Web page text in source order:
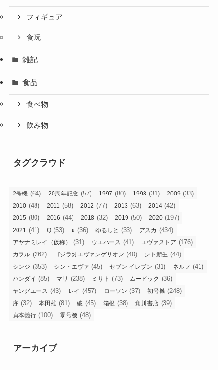
フィギュア
食玩
雑記
食品
食べ物
飲み物
タグクラウド
2号機 (64) 20周年記念 (57) 1997 (80) 1998 (31) 2009 (33)
2010 (48) 2011 (58) 2012 (77) 2013 (63) 2014 (42)
2015 (80) 2016 (44) 2018 (32) 2019 (50) 2020 (197)
2021 (41) Q (53) u (36) ゆるしと (33) アスカ (434)
アヤナミレイ（仮称） (31) ウエハース (41) エヴァストア (176)
カヲル (262) ゴジラ対エヴァンゲリオン (40) シト新生 (44)
シンジ (353) シン・エヴァ (45) セブン-イレブン (31) ネルフ (41)
バンダイ (85) マリ (238) ミサト (73) ムービック (36)
ヤングエース (43) レイ (457) ローソン (37) 初号機 (248)
序 (32) 本田雄 (81) 破 (45) 箱根 (38) 角川書店 (39)
貞本義行 (100) 零号機 (48)
アーカイブ